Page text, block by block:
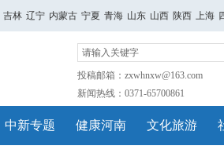
吉林 辽宁 内蒙古 宁夏 青海 山东 山西 陕西 上海
投稿邮箱：zxwhnxw@163.com
新闻热线：0371-65700861
中新专题 健康河南 文化旅游